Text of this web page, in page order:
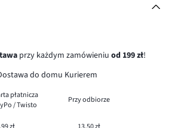
przy każdym zamówieniu od 199 zł!
do domu Kurierem
płatnicza
/ Twisto
Przy odbiorze